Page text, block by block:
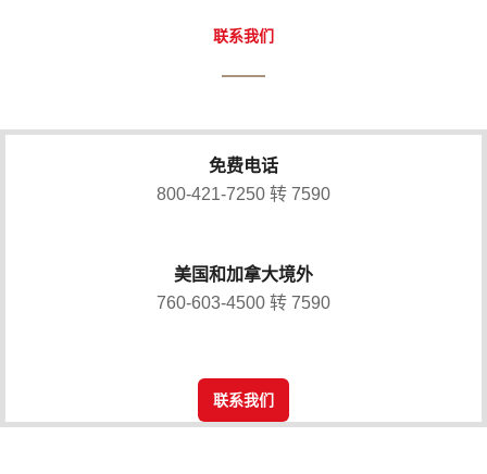
联系我们
免费电话
800-421-7250 转 7590
美国和加拿大境外
760-603-4500 转 7590
联系我们